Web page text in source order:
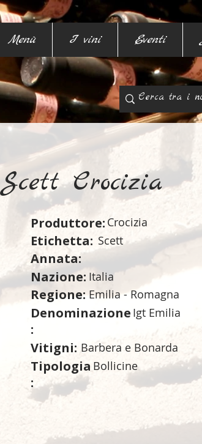
Menù I vini Eventi
Scett Crocizia
Produttore: Crocizia
Etichetta: Scett
Annata:
Nazione: Italia
Regione: Emilia - Romagna
Denominazione
:
Igt Emilia
Vitigni: Barbera e Bonarda
Tipologia
:
Bollicine